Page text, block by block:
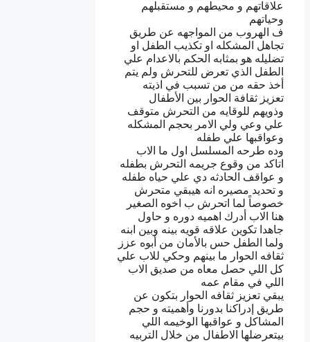
علاقاتهم و محيطهم و مستقبلهم
وحياتهم
ف الهروب من المواجهه عن طريق
تجاهل المشكله او تكذيب الطفل او
تضليله هو بمثابه الحكم بالاعدام علي
الطفل الذي تعرض للتحرش ولم يتم
أخذ حقه من من تسبب في اذيته
تعزيز ثقافة الحوار بين الأطفال
وذويهم للوقايه من التحرش متوقف
علي وعي ولي الامر بحجم المشكله
وعواقبها علي طفله
وده طرحه المسلسل اول ما الاب
اتاكد من وقوع جريمه التحرش بطفله
و عواقف الحادثه دي علي حياه طفله
و تحديد مصيره انه هيبقي متحرش
خصوصاً لما اتحرش ب اخوه الصغير
هنا الاب أدرك اهميه دوره و حاول
جاهدا تكوين علاقه قويه بينه وبين ابنه
ولما الطفل حس بالأمان من أبوه عزز
ثقافه الحوار ما بينهم وحكي للاب علي
كل اللي حصل معاه من صديق الاب
اللي في مقام عمه
يبقي تعزيز ثقافه الحوار بتكون عن
طريق إدراكنا بدورنا وأهميته و حجم
المشاكل و عواقبها الوخيمه اللي
بيتعرضلها الاطفال من خلال التربيه